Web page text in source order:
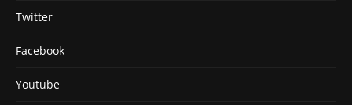
Twitter
Facebook
Youtube